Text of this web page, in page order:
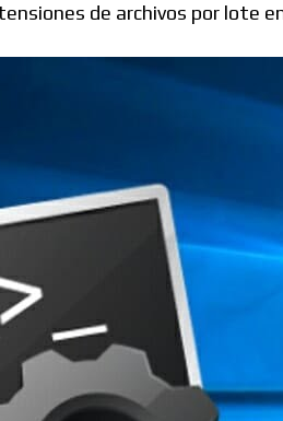
de archivos por lote